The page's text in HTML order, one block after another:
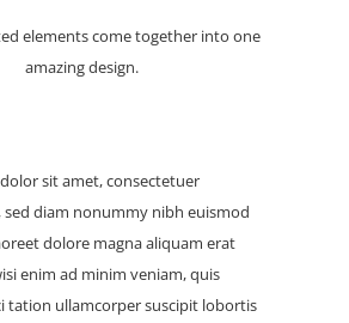
elements come together into one
amazing design.
sit amet, consectetuer
sed diam nonummy nibh euismod
dolore magna aliquam erat
enim ad minim veniam, quis
tation ullamcorper suscipit lobortis